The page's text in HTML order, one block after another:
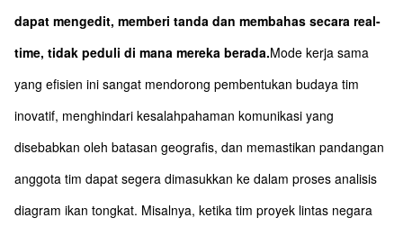
dapat mengedit, memberi tanda dan membahas secara real-
time, tidak peduli di mana mereka berada.Mode kerja sama
yang efisien ini sangat mendorong pembentukan budaya tim
inovatif, menghindari kesalahpahaman komunikasi yang
disebabkan oleh batasan geografis, dan memastikan pandangan
anggota tim dapat segera dimasukkan ke dalam proses analisis
diagram ikan tongkat. Misalnya, ketika tim proyek lintas negara